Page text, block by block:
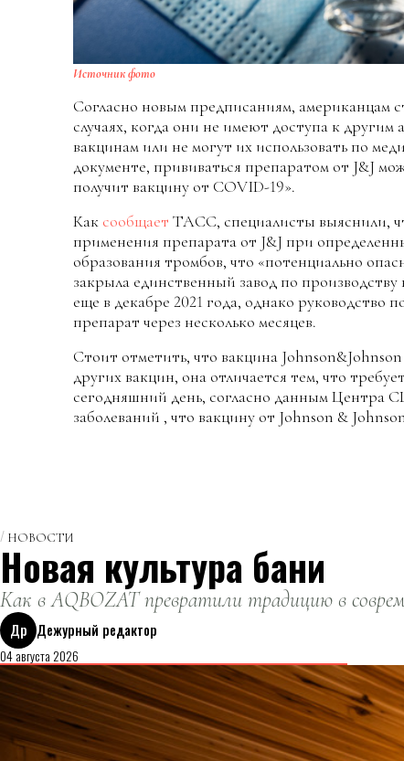
Источник фото
Согласно новым предписаниям, американцам
случаях, когда они не имеют доступа к
вакцинам или не могут их использовать по
документе, прививаться препаратом от J&J
получит вакцину от COVID-19».
Как сообщает ТАСС, специалисты выяснили,
применения препарата от J&J при
образования тромбов, что «потенциально
закрыла единственный завод по
еще в декабре 2021 года, однако руководство
препарат через несколько месяцев.
Стоит отметить, что вакцина
других вакцин, она отличается тем, что
сегодняшний день, согласно данным
заболеваний , что вакцину от Johnson &
НОВОСТИ
Новая культура бани
Как в AQBOZAT превратили традицию в
Др Дежурный редактор
04 августа 2026